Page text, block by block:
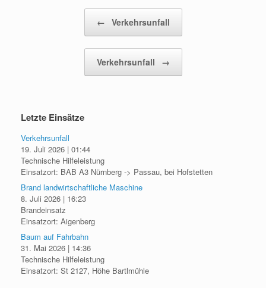
← Verkehrsunfall
Verkehrsunfall →
Letzte Einsätze
Verkehrsunfall
19. Juli 2026 | 01:44
Technische Hilfeleistung
Einsatzort: BAB A3 Nürnberg -> Passau, bei Hofstetten
Brand landwirtschaftliche Maschine
8. Juli 2026 | 16:23
Brandeinsatz
Einsatzort: Aigenberg
Baum auf Fahrbahn
31. Mai 2026 | 14:36
Technische Hilfeleistung
Einsatzort: St 2127, Höhe Bartlmühle